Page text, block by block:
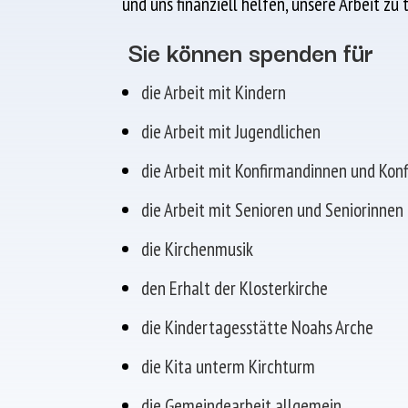
Sie können spenden für
die Arbeit mit Kindern
die Arbeit mit Jugendlichen
die Arbeit mit Konfirmandinnen und
die Arbeit mit Senioren und Seniorinnen
die Kirchenmusik
den Erhalt der Klosterkirche
die Kindertagesstätte Noahs Arche
die Kita unterm Kirchturm